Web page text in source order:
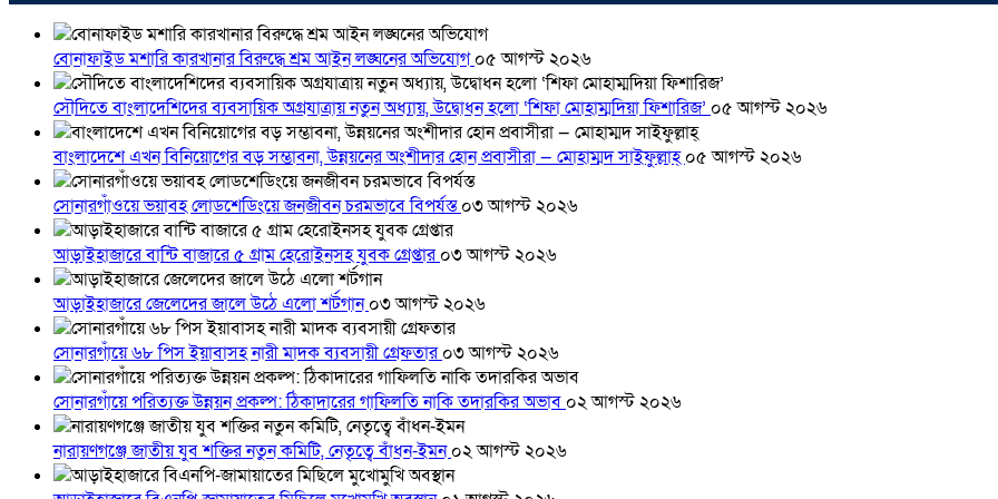
বোনাফাইড মশারি কারখানার বিরুদ্ধে শ্রম আইন লঙ্ঘনের অভিযোগ০৫ আগস্ট ২০২৬
সৌদিতে বাংলাদেশিদের ব্যবসায়িক অগ্রযাত্রায় নতুন অধ্যায়, উদ্বোধন হলো ‘শিফা মোহাম্মদিয়া ফিশারিজ’ ০৫ আগস্ট ২০২৬
বাংলাদেশে এখন বিনিয়োগের বড় সম্ভাবনা, উন্নয়নের অংশীদার হোন প্রবাসীরা — মোহাম্মদ সাইফুল্লাহ্০৫ আগস্ট ২০২৬
সোনারগাঁওয়ে ভয়াবহ লোডশেডিংয়ে জনজীবন চরমভাবে বিপর্যস্ত০৩ আগস্ট ২০২৬
আড়াইহাজারে বান্টি বাজারে ৫ গ্রাম হেরোইনসহ যুবক গ্রেপ্তার০৩ আগস্ট ২০২৬
আড়াইহাজারে জেলেদের জালে উঠে এলো শর্টগান০৩ আগস্ট ২০২৬
সোনারগাঁয়ে ৬৮ পিস ইয়াবাসহ নারী মাদক ব্যবসায়ী গ্রেফতার০৩ আগস্ট ২০২৬
সোনারগাঁয়ে পরিত্যক্ত উন্নয়ন প্রকল্প: ঠিকাদারের গাফিলতি নাকি তদারকির অভাব ০২ আগস্ট ২০২৬
নারায়ণগঞ্জে জাতীয় যুব শক্তির নতুন কমিটি, নেতৃত্বে বাঁধন-ইমন০২ আগস্ট ২০২৬